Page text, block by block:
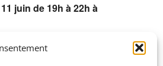
juin de 19h à 22h à